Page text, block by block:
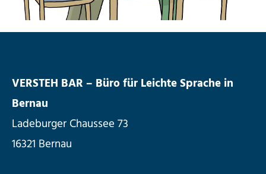
VERSTEH BAR – Büro für Leichte Sprache in
Bernau
Ladeburger Chaussee 73
16321 Bernau